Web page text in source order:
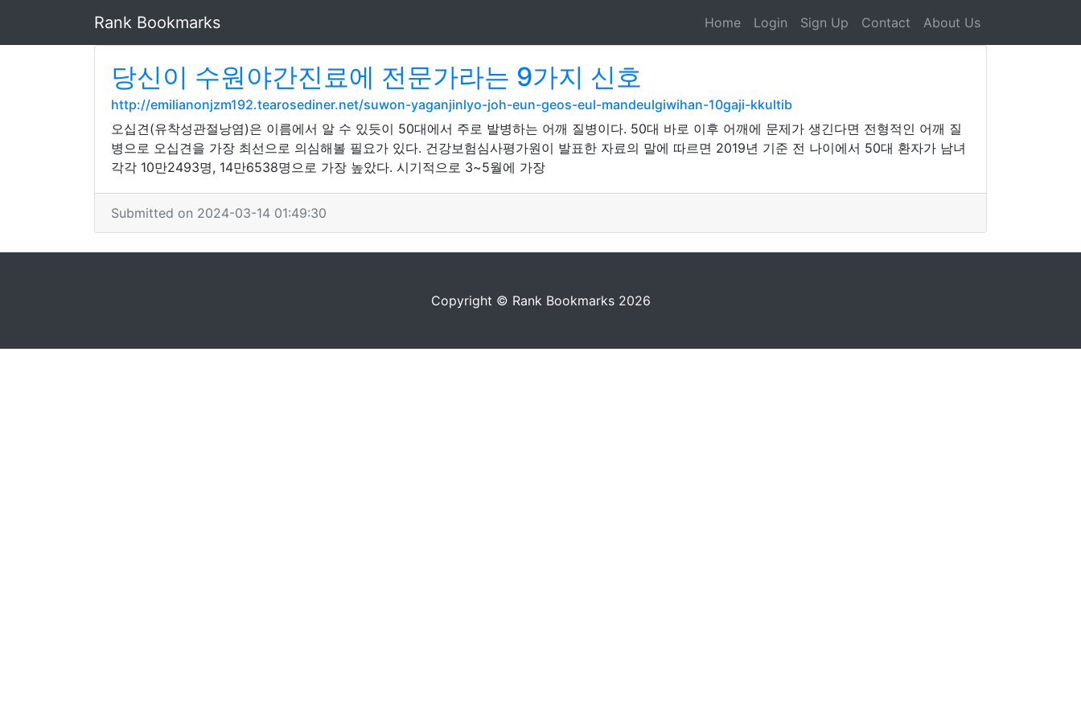
Rank Bookmarks Home Login Sign Up Contact About Us
당신이 수원야간진료에 전문가라는 9가지 신호
http://emilianonjzm192.tearosediner.net/suwon-yaganjinlyo-joh-eun-geos-eul-mandeulgiwihan-10gaji-kkultib
오십견(유착성관절낭염)은 이름에서 알 수 있듯이 50대에서 주로 발병하는 어깨 질병이다. 50대 바로 이후 어깨에 문제가 생긴다면 전형적인 어깨 질
병으로 오십견을 가장 최선으로 의심해볼 필요가 있다. 건강보험심사평가원이 발표한 자료의 말에 따르면 2019년 기준 전 나이에서 50대 환자가 남녀
각각 10만2493명, 14만6538명으로 가장 높았다. 시기적으로 3~5월에 가장
Submitted on 2024-03-14 01:49:30
Copyright © Rank Bookmarks 2026